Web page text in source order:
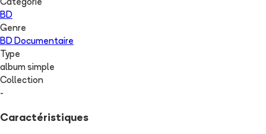
Catégorie
BD
Genre
BD Documentaire
Type
album simple
Collection
-
Caractéristiques